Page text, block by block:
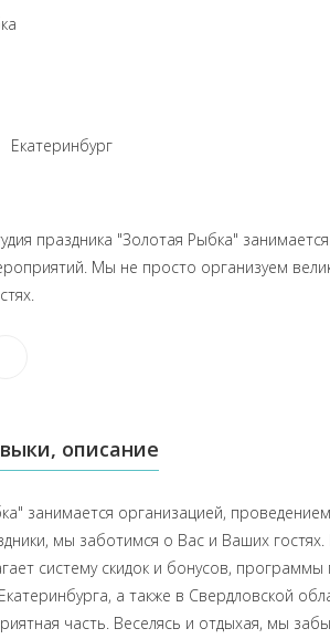
Екатеринбург
праздника "Золотая Рыбка"
Мы не просто организуем
описание
занимается организацией,
мы заботимся о Вас и Ваших
систему скидок и бонусов,
а также в Свердловской
часть. Веселясь и отдыхая, мы